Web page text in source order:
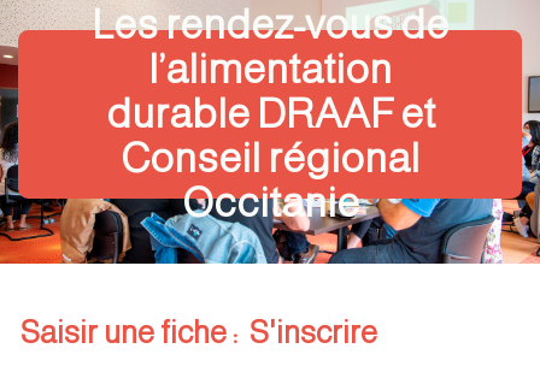
Les rendez-vous de
l’alimentation
durable DRAAF et
Conseil régional
Occitanie
Saisir une fiche : S'inscrire